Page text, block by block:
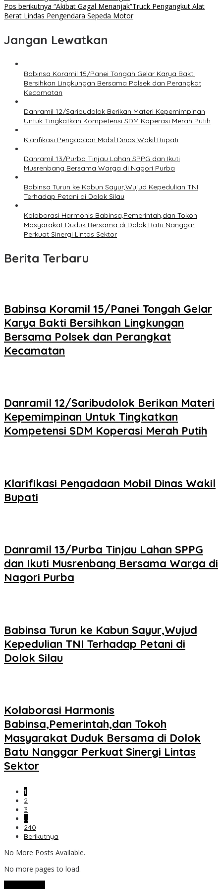
Pos berikutnya “Akibat Gagal Menanjak”Truck Pengangkut Alat
Berat Lindas Pengendara Sepeda Motor
Jangan Lewatkan
Babinsa Koramil 15/Panei Tongah Gelar Karya Bakti
Bersihkan Lingkungan Bersama Polsek dan Perangkat
Kecamatan
Danramil 12/Saribudolok Berikan Materi Kepemimpinan
Untuk Tingkatkan Kompetensi SDM Koperasi Merah Putih
Klarifikasi Pengadaan Mobil Dinas Wakil Bupati
Danramil 13/Purba Tinjau Lahan SPPG dan Ikuti
Musrenbang Bersama Warga di Nagori Purba
Babinsa Turun ke Kabun Sayur,Wujud Kepedulian TNI
Terhadap Petani di Dolok Silau
Kolaborasi Harmonis Babinsa,Pemerintah,dan Tokoh
Masyarakat Duduk Bersama di Dolok Batu Nanggar
Perkuat Sinergi Lintas Sektor
Berita Terbaru
Babinsa Koramil 15/Panei Tongah Gelar
Karya Bakti Bersihkan Lingkungan
Bersama Polsek dan Perangkat
Kecamatan
Danramil 12/Saribudolok Berikan Materi
Kepemimpinan Untuk Tingkatkan
Kompetensi SDM Koperasi Merah Putih
Klarifikasi Pengadaan Mobil Dinas Wakil
Bupati
Danramil 13/Purba Tinjau Lahan SPPG
dan Ikuti Musrenbang Bersama Warga di
Nagori Purba
Babinsa Turun ke Kabun Sayur,Wujud
Kepedulian TNI Terhadap Petani di
Dolok Silau
Kolaborasi Harmonis
Babinsa,Pemerintah,dan Tokoh
Masyarakat Duduk Bersama di Dolok
Batu Nanggar Perkuat Sinergi Lintas
Sektor
1
2
3
…
240
Berikutnya
No More Posts Available.
No more pages to load.